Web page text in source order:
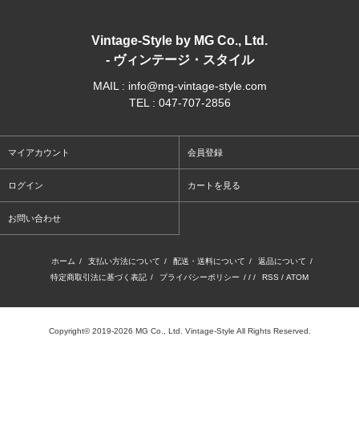
Vintage-Style by MG Co., Ltd.
- ヴィンテージ・スタイル
MAIL : info@mg-vintage-style.com
TEL : 047-707-2856
マイアカウント 会員登録
ログイン カートを見る
お問い合わせ
ホーム / 支払い方法について / 配送・送料について / 返品について /
特定商取引法に基づく表記 / プライバシーポリシー / / / RSS / ATOM
Copyright© 2019-2026 MG Co., Ltd. Vintage-Style All Rights Reserved.